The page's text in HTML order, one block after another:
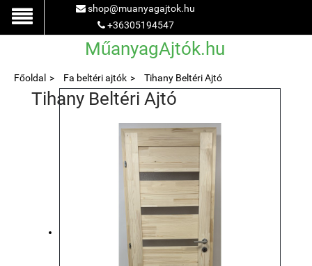
shop@muanyagajtok.hu
+36305194547
MűanyagAjtók.hu
Főoldal Fa beltéri ajtók Tihany Beltéri Ajtó
Tihany Beltéri Ajtó